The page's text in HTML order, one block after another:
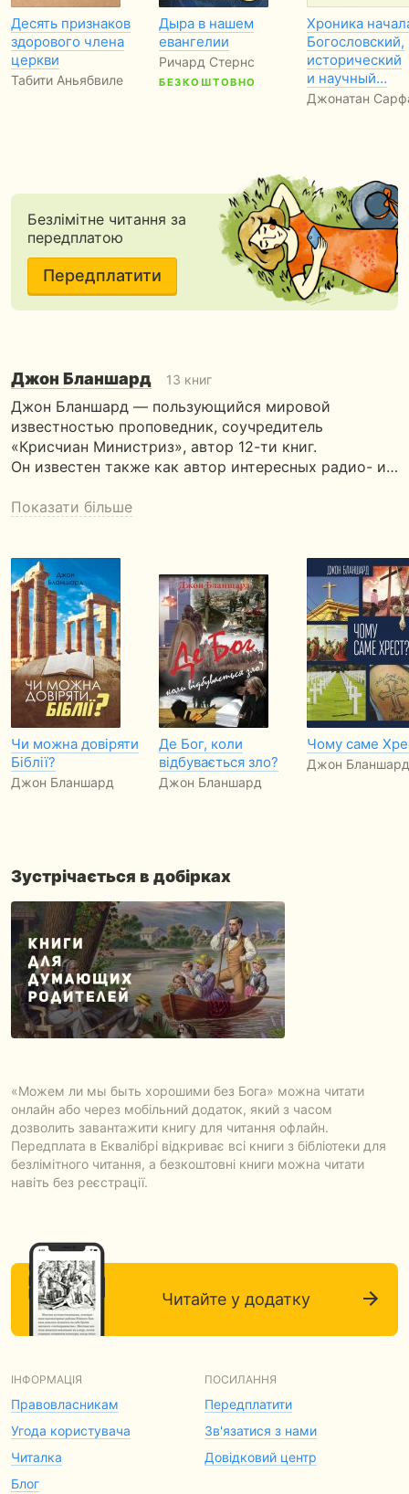
Десять признаков
здорового члена
церкви
Табити Аньябвиле
Дыра в нашем
евангелии
Ричард Стернс
БЕЗКОШТОВНО
Хроника
Богословский,
исторический
и научный…
Джонатан
Безлімітне читання за
передплатою
Передплатити
Джон Бланшард 13 книг
Джон Бланшард — пользующийся мировой
известностью проповедник, соучредитель
«Крисчиан Министриз», автор 12-ти книг.
Он известен также как автор интересных радио- и…
Показати більше
Чи можна довіряти
Біблії?
Джон Бланшард
Де Бог, коли
відбувається зло?
Джон Бланшард
Чому саме
Джон Бланшард
Зустрічається в добірках
«Можем ли мы быть хорошими без Бога» можна читати
онлайн або через мобільний додаток, який з часом
дозволить завантажити книгу для читання офлайн.
Передплата в Еквалібрі відкриває всі книги з бібліотеки для
безлімітного читання, а безкоштовні книги можна читати
навіть без реєстрації.
Читайте у додатку
ІНФОРМАЦІЯ
Правовласникам
Угода користувача
Читалка
Блог
ПОСИЛАННЯ
Передплатити
Зв'язатися з нами
Довідковий центр